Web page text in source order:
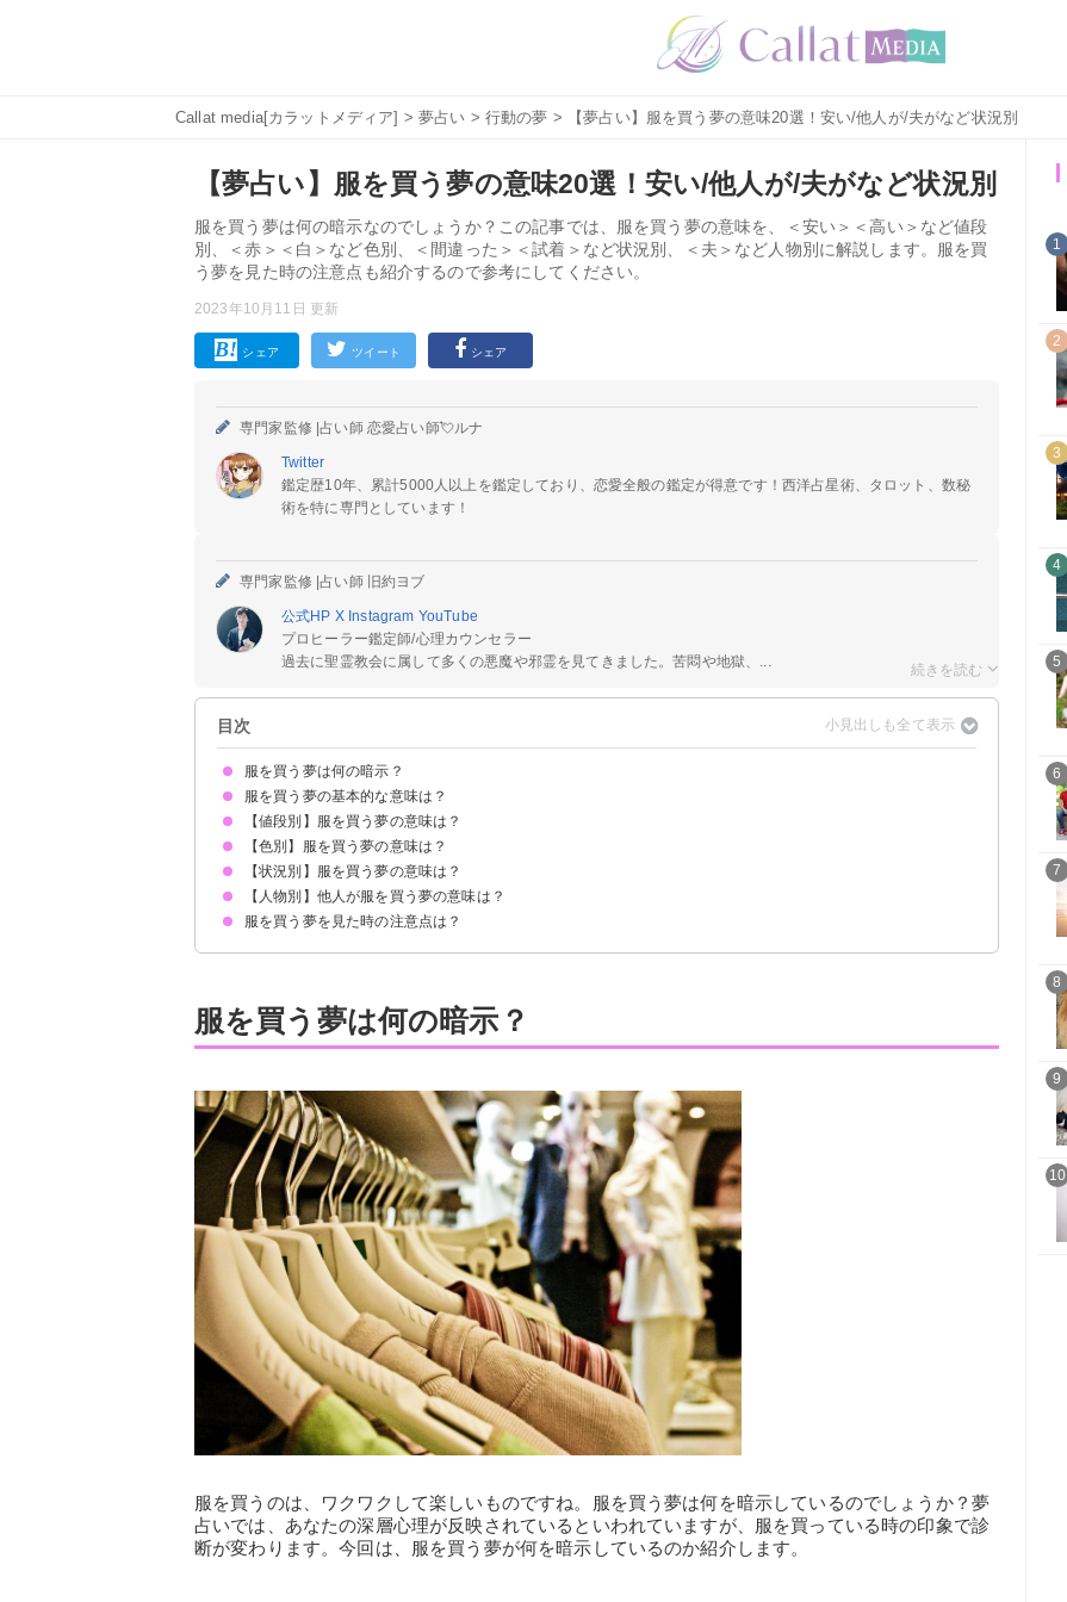
Callat media[カラットメディア] >夢占い > 行動の夢 > 【夢占い】服を買う夢の意味20選！安い/他人が/夫がなど状況別
【夢占い】服を買う夢の意味20選！安い/他人が/夫がなど状況別
服を買う夢は何の暗示なのでしょうか？この記事では、服を買う夢の意味を、＜安い＞＜高い＞など値段
別、＜赤＞＜白＞など色別、＜間違った＞＜試着＞など状況別、＜夫＞など人物別に解説します。服を買
う夢を見た時の注意点も紹介するので参考にしてください。
2023年10月11日 更新
シェア ツイート シェア
専門家監修 |占い師 恋愛占い師💘ルナ
Twitter
鑑定歴10年、累計5000人以上を鑑定しており、恋愛全般の鑑定が得意です！西洋占星術、タロット、数秘
術を特に専門としています！
専門家監修 |占い師 旧約ヨブ
公式HP X Instagram YouTube
プロヒーラー鑑定師/心理カウンセラー
過去に聖霊教会に属して多くの悪魔や邪霊を見てきました。苦悶や地獄、...
目次
服を買う夢は何の暗示？
服を買う夢の基本的な意味は？
①環境の変化を暗示
②現在の健康状態を暗示
状況によって意味が決まる
【値段別】服を買う夢の意味は？
安い服を買う夢【願望夢・警告夢】
高い服を買う夢【吉夢・願望夢】
【色別】服を買う夢の意味は？
赤い服を買う夢【吉夢】
黒い服を買う夢【警告夢・凶夢・吉夢】
白い服を買う夢【吉夢・願望夢】
ピンクの服を買う夢【吉夢】
青い服を買う夢【吉夢】
紫の服を買う夢【吉夢】
【状況別】服を買う夢の意味は？
間違った服を買う夢【凶夢】
選んでもらって服を買う夢【凶夢】
試着して服を買う夢【吉夢・警告夢】
たくさんの服を買う夢【吉夢】
服を衝動買いする夢【願望夢】
【人物別】他人が服を買う夢の意味は？
夫が服を買う夢【吉夢】
友達が服を買う夢【願望夢】
恋人が服を買う夢【吉夢】
好きな人が服を買う夢【吉夢】
家族が服を買う夢【凶夢・願望夢】
子供が服を買う夢【願望夢】
自分が服を買う夢【吉夢・凶夢】
服を買う夢を見た時の注意点は？
服を買う夢は何の暗示？
服を買うのは、ワクワクして楽しいものですね。服を買う夢は何を暗示しているのでしょうか？夢
占いでは、あなたの深層心理が反映されているといわれていますが、服を買っている時の印象で診
断が変わります。今回は、服を買う夢が何を暗示しているのか紹介します。
1
2
3
4
5
6
7
8
9
10